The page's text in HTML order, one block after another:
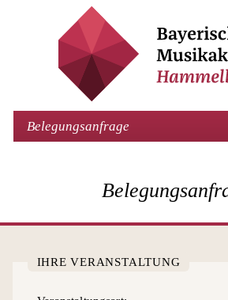
Belegungsanfrage
IHRE VERANSTALTUNG